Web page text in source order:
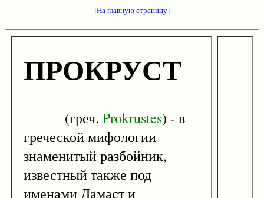
[На главную страницу]
ПРОКРУСТ
(греч. Prokrustes) - в
греческой мифологии
знаменитый разбойник,
известный также под
именами Дамаст и